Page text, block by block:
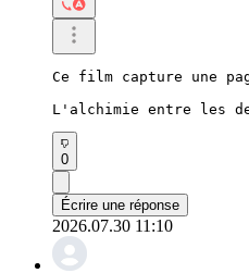
Ce film capture une
L'alchimie entre les
0
Écrire une réponse
2026.07.30 11:10